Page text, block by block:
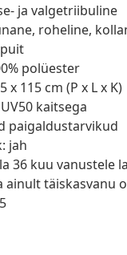
ja valgetriibuline
roheline,
polüester
x 115 cm (P x L x K)
kaitsega
paigaldustarvikud
jah
36 kuu vanustele
ainult täiskasvanu